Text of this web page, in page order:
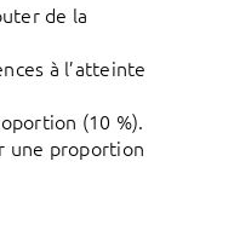
de la
à l’atteinte
(10 %).
une proportion